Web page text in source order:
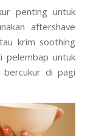
penting untuk
aftershave
krim soothing
pelembap untuk
bercukur di pagi